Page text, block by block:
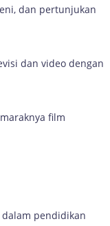
dan pertunjukan
dan video dengan
film
pendidikan